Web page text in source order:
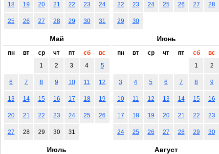
18 19 20 21 22 23 24
25 26 27 28 29 30 31
22 23 24 25 26 27 28
29 30
Май
пн вт ср чт пт сб
вс
1
2 3 4 5
6 7 8 9 10 11 12
13 14 15 16 17 18 19
20 21 22 23 24 25 26
27 28 29 30 31
Июнь
пн вт ср чт пт сб
вс
1
2
3 4 5 6 7 8 9
10 11 12 13 14 15 16
17 18 19 20 21 22 23
24 25 26 27 28 29 30
Июль Август